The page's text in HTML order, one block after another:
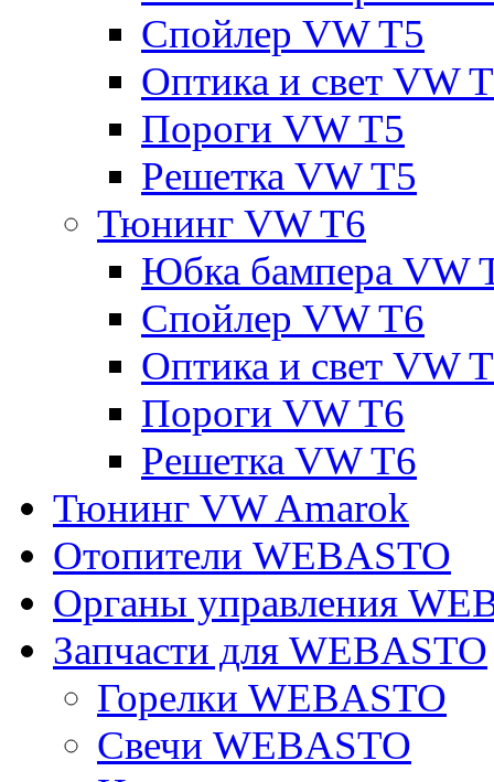
Спойлер VW T5
Оптика и свет VW
Пороги VW T5
Решетка VW T5
Тюнинг VW T6
Юбка бампера VW
Спойлер VW T6
Оптика и свет VW
Пороги VW T6
Решетка VW T6
Тюнинг VW Amarok
Отопители WEBASTO
Органы управления
Запчасти для WEBASTO
Горелки WEBASTO
Свечи WEBASTO